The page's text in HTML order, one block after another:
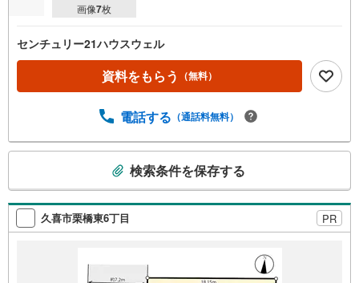
画像7枚
センチュリー21ハウスウェル
資料をもらう （無料）
電話する （通話料無料）
検
索
条
検索条件を保存する
久喜市栗橋東6丁目 PR